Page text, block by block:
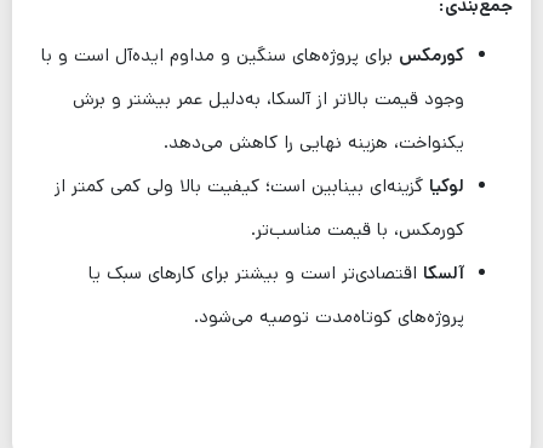
کورمکس برای پروژه‌های سنگین و مداوم ایده‌آل است و با
وجود قیمت بالاتر از آلسکا، به‌دلیل عمر بیشتر و برش
یکنواخت، هزینه نهایی را کاهش می‌دهد.
لوکیا گزینه‌ای بینابین است؛ کیفیت بالا ولی کمی کمتر از
کورمکس، با قیمت مناسب‌تر.
آلسکا اقتصادی‌تر است و بیشتر برای کارهای سبک یا
پروژه‌های کوتاه‌مدت توصیه می‌شود.